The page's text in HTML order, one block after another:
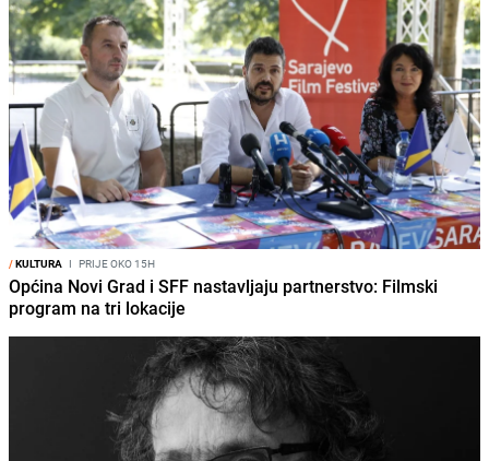
/KULTURA I PRIJE OKO 15H
Općina Novi Grad i SFF nastavljaju partnerstvo: Filmski
program na tri lokacije